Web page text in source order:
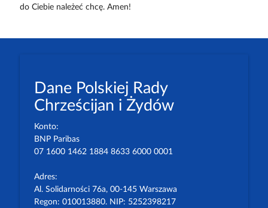
do Ciebie należeć chcę. Amen!
Dane Polskiej Rady
Chrześcijan i Żydów
Konto:
BNP Paribas
07 1600 1462 1884 8633 6000 0001
Adres:
Al. Solidarności 76a, 00-145 Warszawa
Regon: 010013880. NIP: 5252398217